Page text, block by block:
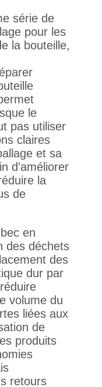
série de
pour les
la bouteille,
le
pas utiliser
claires
et sa
d'améliorer
la
de
en
des déchets
des
dur par
volume du
liées aux
de
produits
retours